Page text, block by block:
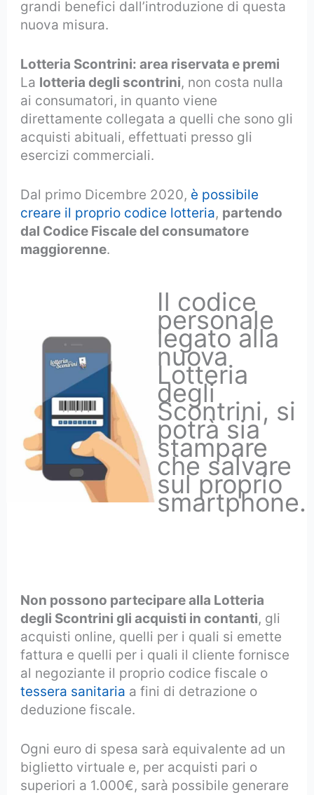
grandi benefici dall’introduzione di questa
nuova misura.
Lotteria Scontrini: area riservata e premi
La lotteria degli scontrini, non costa nulla
ai consumatori, in quanto viene
direttamente collegata a quelli che sono gli
acquisti abituali, effettuati presso gli
esercizi commerciali.
Dal primo Dicembre 2020, è possibile
creare il proprio codice lotteria, partendo
dal Codice Fiscale del consumatore
maggiorenne.
Il codice
personale
legato alla
nuova
Lotteria
degli
Scontrini, si
potrà sia
stampare
che salvare
sul proprio
smartphone.
Non possono partecipare alla Lotteria
degli Scontrini gli acquisti in contanti, gli
acquisti online, quelli per i quali si emette
fattura e quelli per i quali il cliente fornisce
al negoziante il proprio codice fiscale o
tessera sanitaria a fini di detrazione o
deduzione fiscale.
Ogni euro di spesa sarà equivalente ad un
biglietto virtuale e, per acquisti pari o
superiori a 1.000€, sarà possibile generare